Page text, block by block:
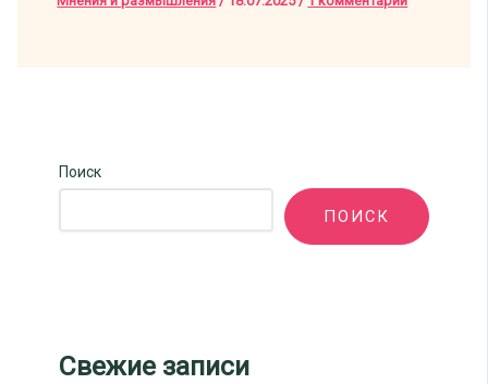
Поиск
ПОИСК
Свежие записи